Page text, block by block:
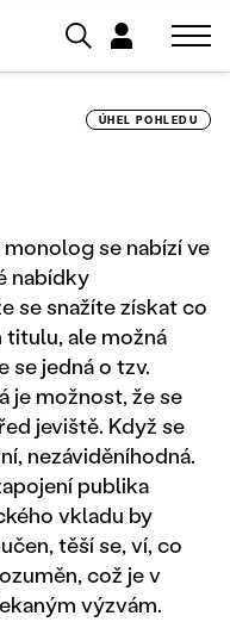
ÚHEL POHLEDU
se nabízí ve
nabídky
se snažíte získat co
ale možná
se jedná o tzv.
je možnost, že se
jeviště. Když se
nezáviděníhodná.
publika
vkladu by
těší se, ví, co
což je v
výzvám.